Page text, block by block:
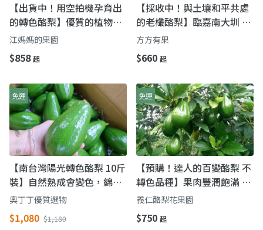
【出貨中！用空拍機孕育出
的轉色酪梨】優質的植物性
油脂 通過農藥無殘留檢驗
江媽媽的果園
$858 起
【採收中！與土壤和平共處
的老欉酪梨】臨嘉南大圳 充
沛水源灌概成長的轉色酪梨
方方有果
$660 起
免運
【南台灣陽光轉色酪梨 10斤
裝】自然熟成會變色，綿密
濃香像奶油
奧丁丁優質選物
$1,080 $1,180
免運
【預購！達人的百變酪梨 不
轉色品種】果肉豐潤飽滿 油
脂含量高的森林奶油果！
義仁酪梨花果園
$750 起